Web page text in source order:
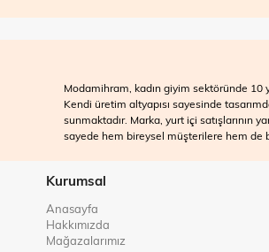
Modamihram, kadın giyim sektöründe 10
Kendi üretim altyapısı sayesinde
sunmaktadır. Marka, yurt içi satışlarının
sayede hem bireysel müşterilere hem de
Kurumsal
Anasayfa
Hakkımızda
Mağazalarımız